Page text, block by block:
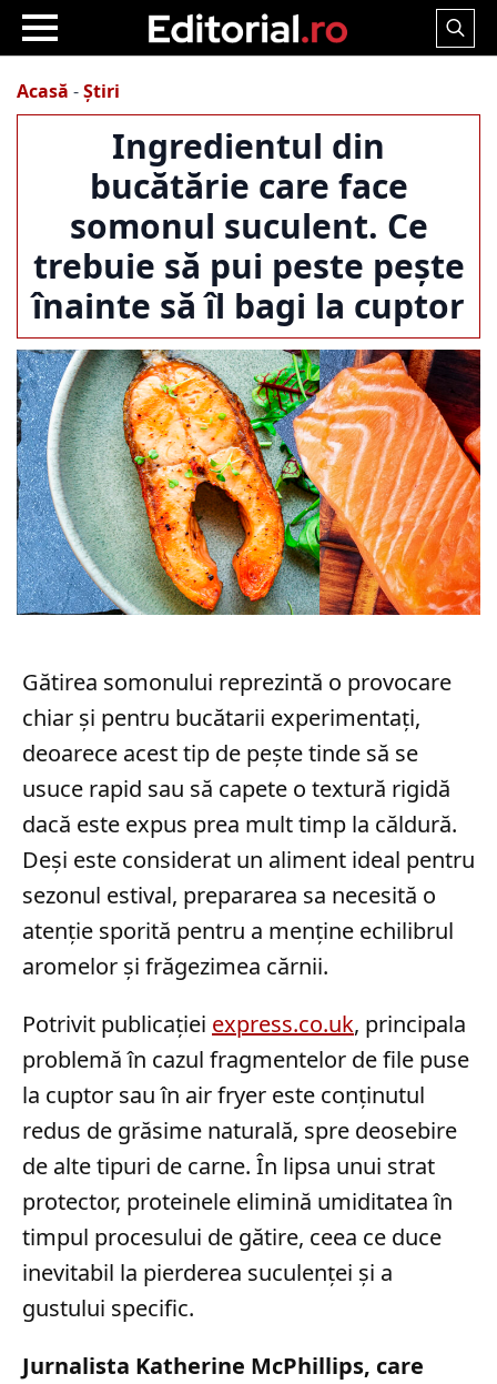
Search
Acasă -Știri
Ingredientul din
bucătărie care face
somonul suculent. Ce
trebuie să pui peste pește
înainte să îl bagi la cuptor
Gătirea somonului reprezintă o provocare
chiar și pentru bucătarii experimentați,
deoarece acest tip de pește tinde să se
usuce rapid sau să capete o textură rigidă
dacă este expus prea mult timp la căldură.
Deși este considerat un aliment ideal pentru
sezonul estival, prepararea sa necesită o
atenție sporită pentru a menține echilibrul
aromelor și frăgezimea cărnii.
Potrivit publicației express.co.uk, principala
problemă în cazul fragmentelor de file puse
la cuptor sau în air fryer este conținutul
redus de grăsime naturală, spre deosebire
de alte tipuri de carne. În lipsa unui strat
protector, proteinele elimină umiditatea în
timpul procesului de gătire, ceea ce duce
inevitabil la pierderea suculenței și a
gustului specific.
Jurnalista Katherine McPhillips, care